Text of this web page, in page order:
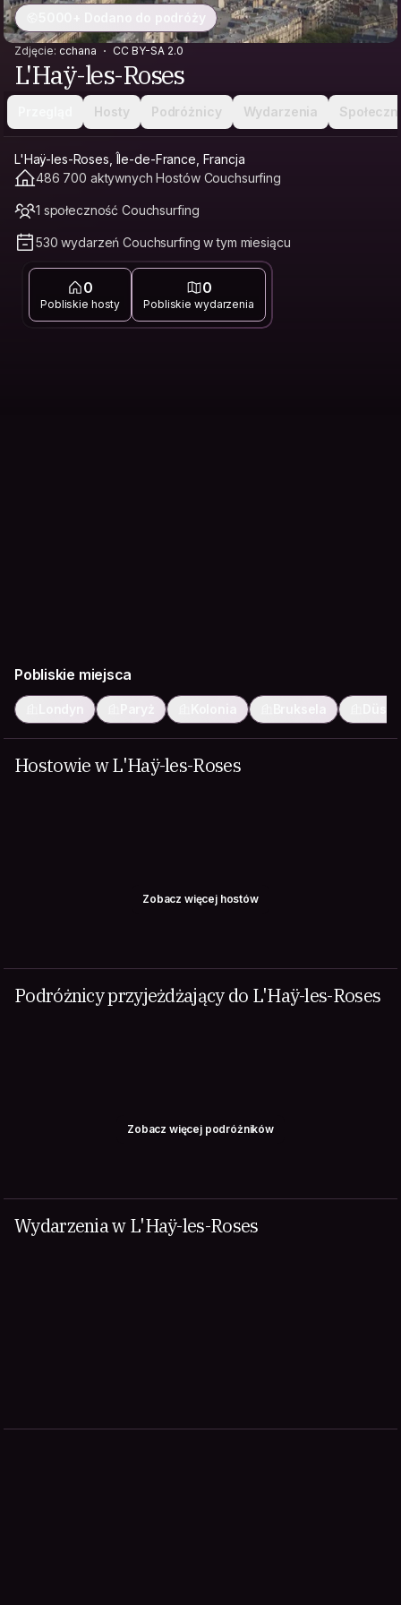
5000+ Dodano do podróży
Zdjęcie: cchana CC BY-SA 2.0
L'Haÿ-les-Roses
Hosty Podróżnicy Wydarzenia
L'Haÿ-les-Roses, Île-de-France, Francja
486 700 aktywnych Hostów Couchsurfing
1 społeczność Couchsurfing
530 wydarzeń Couchsurfing w tym miesiącu
0
Pobliskie hosty
0
Pobliskie wydarzenia
Pobliskie miejsca
Londyn Paryż Kolonia Bruksela
Hostowie w L'Haÿ-les-Roses
Zobacz więcej hostów
Podróżnicy przyjeżdżający do L'Haÿ-les-Roses
Zobacz więcej podróżników
Wydarzenia w L'Haÿ-les-Roses